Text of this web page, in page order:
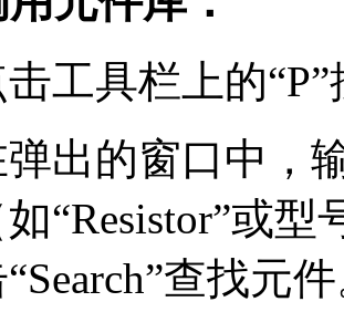
击工具栏上的
出的窗口中，
如“Resistor”或
查找元